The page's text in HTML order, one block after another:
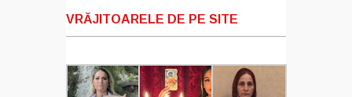
VRĂJITOARELE DE PE SITE